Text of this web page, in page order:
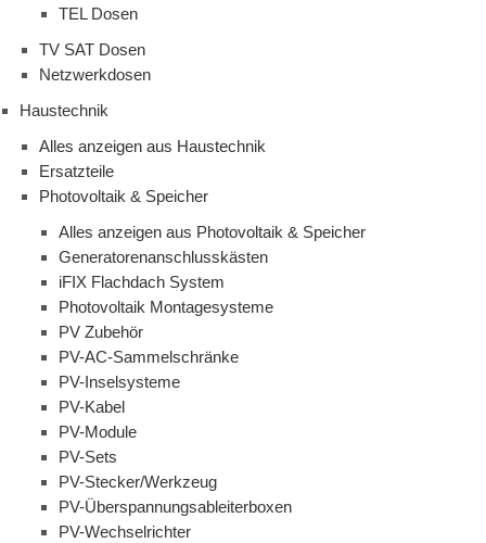
TEL Dosen
TV SAT Dosen
Netzwerkdosen
Haustechnik
Alles anzeigen aus Haustechnik
Ersatzteile
Photovoltaik & Speicher
Alles anzeigen aus Photovoltaik & Speicher
Generatorenanschlusskästen
iFIX Flachdach System
Photovoltaik Montagesysteme
PV Zubehör
PV-AC-Sammelschränke
PV-Inselsysteme
PV-Kabel
PV-Module
PV-Sets
PV-Stecker/Werkzeug
PV-Überspannungsableiterboxen
PV-Wechselrichter